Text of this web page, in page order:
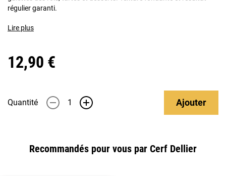
régulier garanti.
Lire plus
12,90 €
Quantité - + Ajouter
Recommandés pour vous par Cerf Dellier